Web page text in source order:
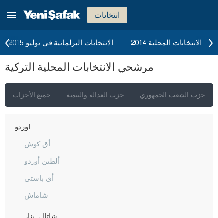
انتخابات
الانتخابات البرلمانية في يوليو 2015 الانتخابات المحلية 2014
مرشحي الانتخابات المحلية التركية
جميع الأحزاب حزب العدالة والتنمية حزب الشعب الجمهوري
ماردين
مرسين
موغلا
موش
نيغدا
أوردو
أق كوش
ألطين أوردو
أي باستي
شاماش
شاتال بينار